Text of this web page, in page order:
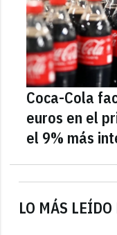
LO MÁS
Coca-Cola
euros en el
el 9% más